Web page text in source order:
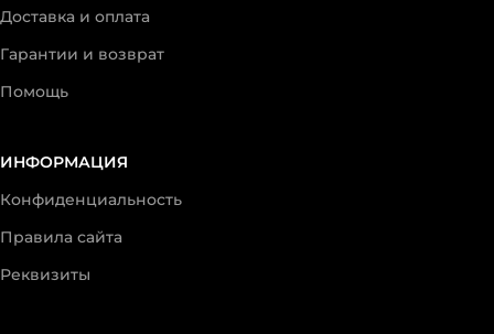
Доставка и оплата
Гарантии и возврат
Помощь
ИНФОРМАЦИЯ
Конфиденциальность
Правила сайта
Реквизиты